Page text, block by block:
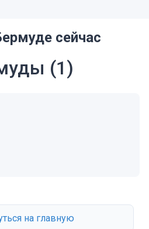
сейчас
(1)
на главную